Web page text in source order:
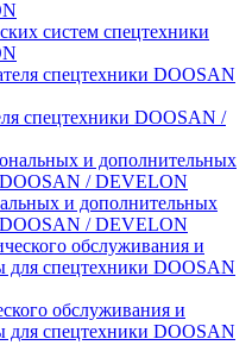
систем спецтехники
спецтехники DOOSAN /
и дополнительных
DOOSAN / DEVELON
обслуживания и
для спецтехники DOOSAN